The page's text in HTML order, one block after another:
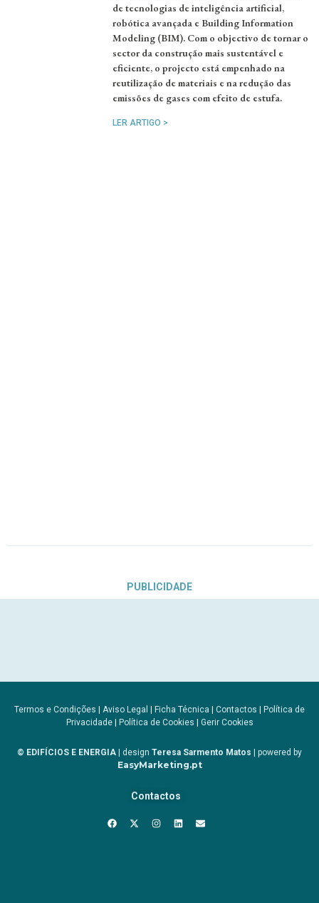
de tecnologias de inteligência artificial,
robótica avançada e Building Information
Modeling (BIM). Com o objectivo de tornar o
sector da construção mais sustentável e
eficiente, o projecto está empenhado na
reutilização de materiais e na redução das
emissões de gases com efeito de estufa.
LER ARTIGO >
PUBLICIDADE
Termos e Condições | Aviso Legal | Ficha Técnica | Contactos | Política de
Privacidade| Política de Cookies | Gerir Cookies
© EDIFÍCIOS E ENERGIA | design Teresa Sarmento Matos | powered by
EasyMarketing.pt
Contactos